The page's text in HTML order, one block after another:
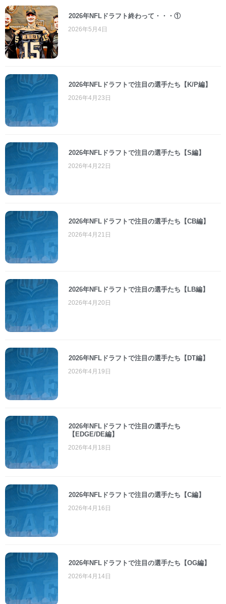
2026年NFLドラフト終わって・・・①
2026年5月4日
2026年NFLドラフトで注目の選手たち【K/P編】
2026年4月23日
2026年NFLドラフトで注目の選手たち【S編】
2026年4月22日
2026年NFLドラフトで注目の選手たち【CB編】
2026年4月21日
2026年NFLドラフトで注目の選手たち【LB編】
2026年4月20日
2026年NFLドラフトで注目の選手たち【DT編】
2026年4月19日
2026年NFLドラフトで注目の選手たち
【EDGE/DE編】
2026年4月18日
2026年NFLドラフトで注目の選手たち【C編】
2026年4月16日
2026年NFLドラフトで注目の選手たち【OG編】
2026年4月14日